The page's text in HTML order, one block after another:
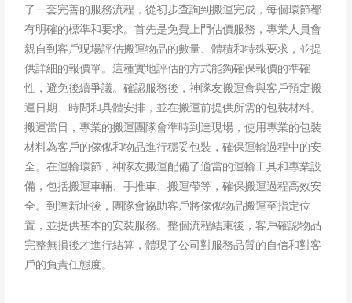
了一套完善的服務流程，從初步查詢到搬運完成，每個環節都
有明確的標準和要求。首先是免費上門估價服務，專業人員會
親自到客戶現場評估搬運物品的數量、體積和特殊要求，並提
供詳細的報價單。這種實地評估的方式能夠確保報價的準確
性，避免後續爭議。確認服務後，神隊友搬運會與客戶預定搬
運日期、時間和具體安排，並在搬運前提供所需的包裝材料。
搬運當日，專業的搬運團隊會準時到達現場，使用專業的包裝
材料為客戶的傢俬和物品進行穩妥包裝，確保運輸過程中的安
全。在運輸環節，神隊友搬運配備了適當的運輸工具和專業設
備，包括搬運車輛、手推車、搬運帶等，確保搬運過程高效安
全。到達新址後，團隊會協助客戶將傢俬物品搬運至指定位
置，並提供基本的安裝服務。整個流程結束後，客戶確認物品
完整無損後才進行結算，體現了公司對服務品質的自信和對客
戶的負責任態度。